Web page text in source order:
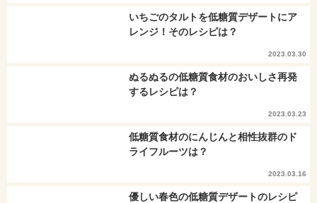
いちごのタルトを低糖質デザートにア
レンジ！そのレシピは？
2023.03.30
ぬるぬるの低糖質食材のおいしさ再発
するレシピは？
2023.03.23
低糖質食材のにんじんと相性抜群のド
ライフルーツは？
2023.03.16
優しい春色の低糖質デザートのレシピ